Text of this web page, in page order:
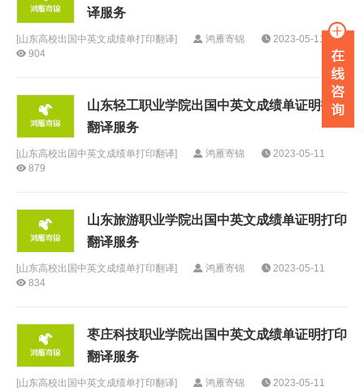
译服务
[山东高校出国中英文成绩单打印翻译] 鸿雁寄锦
2023-05-11
904
山东轻工职业学院出国中英文成绩单证明打印
翻译服务
[山东高校出国中英文成绩单打印翻译] 鸿雁寄锦
2023-05-11
879
山东旅游职业学院出国中英文成绩单证明打印
翻译服务
[山东高校出国中英文成绩单打印翻译] 鸿雁寄锦
2023-05-11
834
枣庄科技职业学院出国中英文成绩单证明打印
翻译服务
[山东高校出国中英文成绩单打印翻译] 鸿雁寄锦
2023-05-11